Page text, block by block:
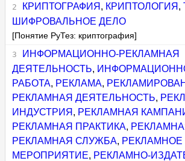
КРИПТОГРАФИЯ , КРИПТОЛОГИЯ ,
ШИФРОВАЛЬНОЕ ДЕЛО
[Понятие РуТез: криптография]
ИНФОРМАЦИОННО-РЕКЛАМНАЯ
ДЕЯТЕЛЬНОСТЬ,
РАБОТА, РЕКЛАМА,
РЕКЛАМНАЯ ДЕЯТЕЛЬНОСТЬ,
ИНДУСТРИЯ , РЕКЛАМНАЯ
РЕКЛАМНАЯ ПРАКТИКА,
РЕКЛАМНАЯ СЛУЖБА, РЕКЛАМНОЕ
МЕРОПРИЯТИЕ, РЕКЛАМНО-